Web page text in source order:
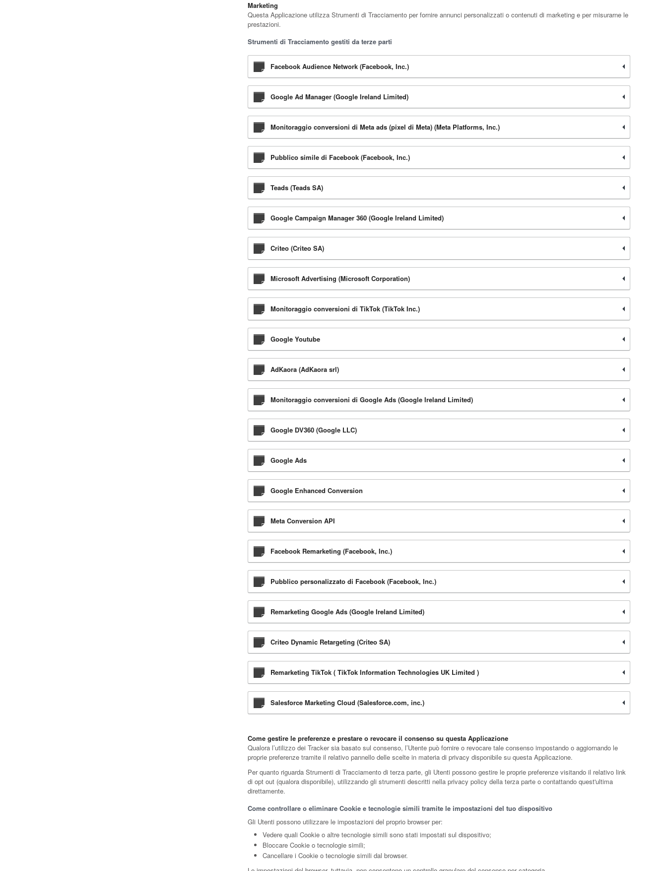
Marketing
Questa Applicazione utilizza Strumenti di Tracciamento per fornire annunci personalizzati o contenuti di marketing e per misurarne le
prestazioni.
Strumenti di Tracciamento gestiti da terze parti
Facebook Audience Network (Facebook, Inc.)
Google Ad Manager (Google Ireland Limited)
Monitoraggio conversioni di Meta ads (pixel di Meta) (Meta Platforms, Inc.)
Pubblico simile di Facebook (Facebook, Inc.)
Teads (Teads SA)
Google Campaign Manager 360 (Google Ireland Limited)
Criteo (Criteo SA)
Microsoft Advertising (Microsoft Corporation)
Monitoraggio conversioni di TikTok (TikTok Inc.)
Google Youtube
AdKaora (AdKaora srl)
Monitoraggio conversioni di Google Ads (Google Ireland Limited)
Google DV360 (Google LLC)
Google Ads
Google Enhanced Conversion
Meta Conversion API
Facebook Remarketing (Facebook, Inc.)
Pubblico personalizzato di Facebook (Facebook, Inc.)
Remarketing Google Ads (Google Ireland Limited)
Criteo Dynamic Retargeting (Criteo SA)
Remarketing TikTok ( TikTok Information Technologies UK Limited )
Salesforce Marketing Cloud (Salesforce.com, inc.)
Come gestire le preferenze e prestare o revocare il consenso su questa Applicazione
Qualora l’utilizzo dei Tracker sia basato sul consenso, l’Utente può fornire o revocare tale consenso impostando o aggiornando le
proprie preferenze tramite il relativo pannello delle scelte in materia di privacy disponibile su questa Applicazione.
Per quanto riguarda Strumenti di Tracciamento di terza parte, gli Utenti possono gestire le proprie preferenze visitando il relativo link
di opt out (qualora disponibile), utilizzando gli strumenti descritti nella privacy policy della terza parte o contattando quest'ultima
direttamente.
Come controllare o eliminare Cookie e tecnologie simili tramite le impostazioni del tuo dispositivo
Gli Utenti possono utilizzare le impostazioni del proprio browser per:
Vedere quali Cookie o altre tecnologie simili sono stati impostati sul dispositivo;
Bloccare Cookie o tecnologie simili;
Cancellare i Cookie o tecnologie simili dal browser.